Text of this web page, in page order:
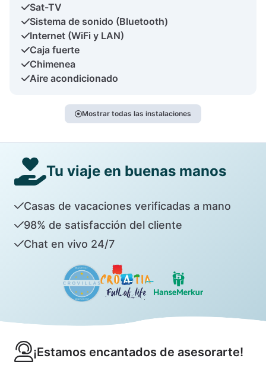
Sat-TV
Sistema de sonido (Bluetooth)
Internet (WiFi y LAN)
Caja fuerte
Chimenea
Aire acondicionado
Mostrar todas las instalaciones
Tu viaje en buenas manos
Casas de vacaciones verificadas a mano
98% de satisfacción del cliente
Chat en vivo 24/7
¡Estamos encantados de asesorarte!